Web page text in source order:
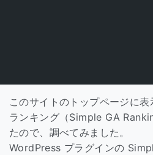
このサイトのトップページに
ランキング（Simple GA
たので、調べてみました。
WordPress プラグインの